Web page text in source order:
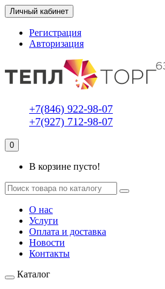
Личный кабинет
Регистрация
Авторизация
+7(846) 922-98-07
+7(927) 712-98-07
0
В корзине пусто!
О нас
Услуги
Оплата и доставка
Новости
Контакты
Каталог